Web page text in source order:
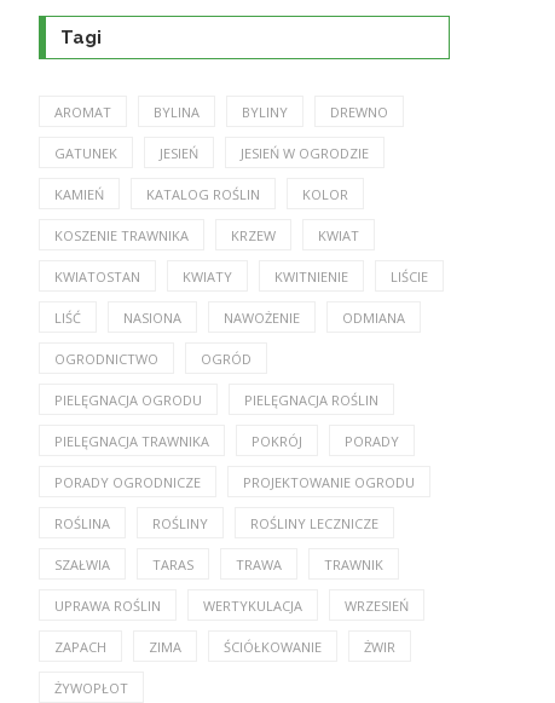
Tagi
AROMAT BYLINA BYLINY DREWNO
GATUNEK JESIEŃ JESIEŃ W OGRODZIE
KAMIEŃ KATALOG ROŚLIN KOLOR
KOSZENIE TRAWNIKA KRZEW KWIAT
KWIATOSTAN KWIATY KWITNIENIE LIŚCIE
LIŚĆ NASIONA NAWOŻENIE ODMIANA
OGRODNICTWO OGRÓD
PIELĘGNACJA OGRODU PIELĘGNACJA ROŚLIN
PIELĘGNACJA TRAWNIKA POKRÓJ PORADY
PORADY OGRODNICZE PROJEKTOWANIE OGRODU
ROŚLINA ROŚLINY ROŚLINY LECZNICZE
SZAŁWIA TARAS TRAWA TRAWNIK
UPRAWA ROŚLIN WERTYKULACJA WRZESIEŃ
ZAPACH ZIMA ŚCIÓŁKOWANIE ŻWIR
ŻYWOPŁOT